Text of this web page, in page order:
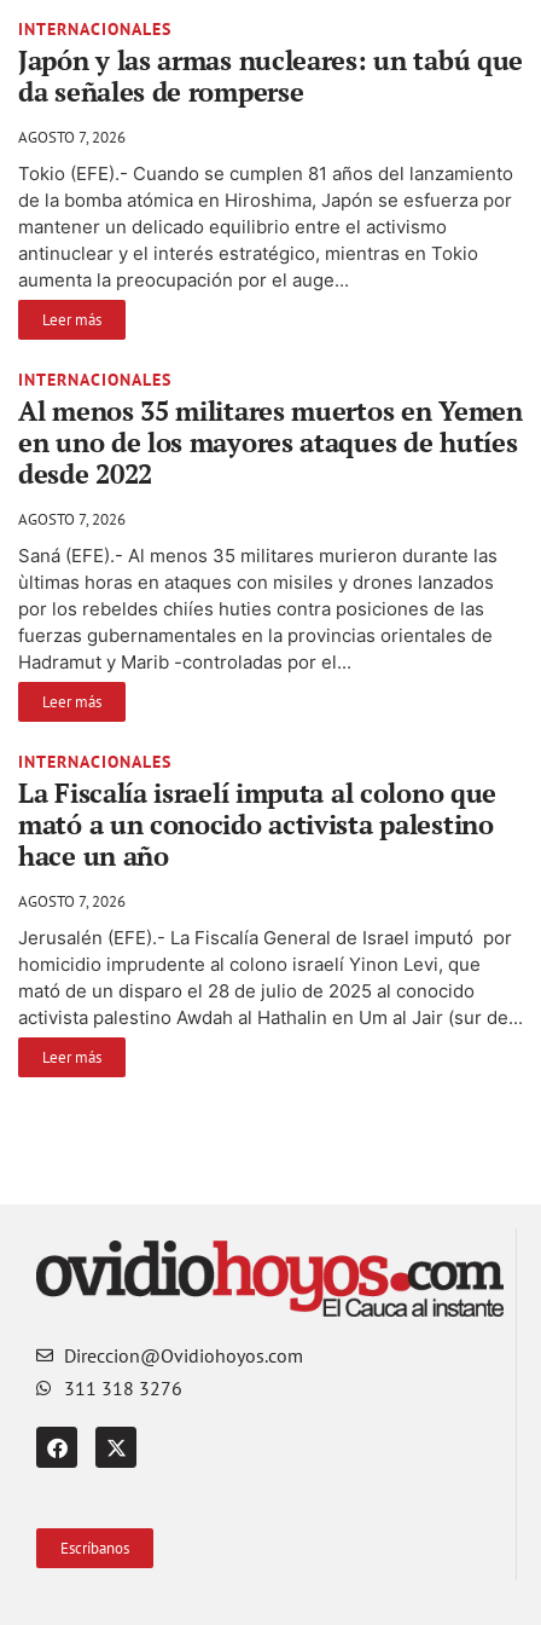
INTERNACIONALES
Japón y las armas nucleares: un tabú que
da señales de romperse
AGOSTO 7, 2026
Tokio (EFE).- Cuando se cumplen 81 años del lanzamiento
de la bomba atómica en Hiroshima, Japón se esfuerza por
mantener un delicado equilibrio entre el activismo
antinuclear y el interés estratégico, mientras en Tokio
aumenta la preocupación por el auge...
Leer más
INTERNACIONALES
Al menos 35 militares muertos en Yemen
en uno de los mayores ataques de hutíes
desde 2022
AGOSTO 7, 2026
Saná (EFE).- Al menos 35 militares murieron durante las
ùltimas horas en ataques con misiles y drones lanzados
por los rebeldes chiíes huties contra posiciones de las
fuerzas gubernamentales en la provincias orientales de
Hadramut y Marib -controladas por el...
Leer más
INTERNACIONALES
La Fiscalía israelí imputa al colono que
mató a un conocido activista palestino
hace un año
AGOSTO 7, 2026
Jerusalén (EFE).- La Fiscalía General de Israel imputó por
homicidio imprudente al colono israelí Yinon Levi, que
mató de un disparo el 28 de julio de 2025 al conocido
activista palestino Awdah al Hathalin en Um al Jair (sur de...
Leer más
Direccion@Ovidiohoyos.com
311 318 3276
Escríbanos